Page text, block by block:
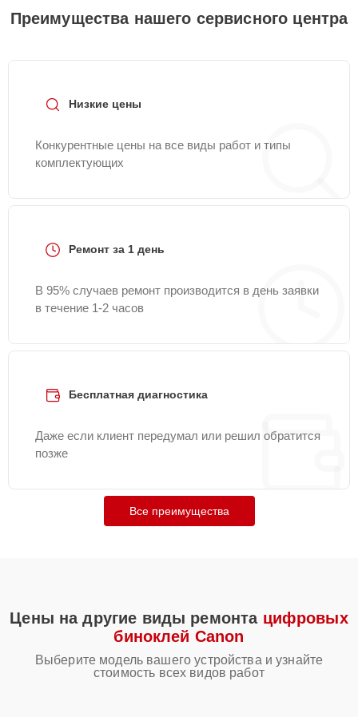
Преимущества нашего сервисного центра
Низкие цены
Конкурентные цены на все виды работ и типы
комплектующих
Ремонт за 1 день
В 95% случаев ремонт производится в день заявки
в течение 1-2 часов
Бесплатная диагностика
Даже если клиент передумал или решил обратится
позже
Все преимущества
Цены на другие виды ремонта цифровых
биноклей Canon
Выберите модель вашего устройства и узнайте
стоимость всех видов работ